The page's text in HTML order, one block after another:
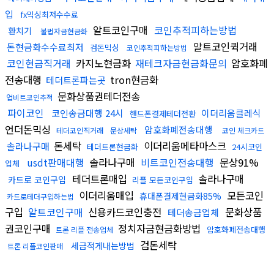
입
fx믹싱최저수수료
환치기 불법자금현금화 알트코인구매 코인추적피하는방법
돈현금화수수료최저 검돈믹싱 코인추적피하는방법
알트코인퀵거래
코인현금직거래 카지노현금화 재테크자금현금화문의 암호화폐
전송대행 테더트론파는곳 tron현금화
업비트코인추적 문화상품권테더전송
파이코인
코인송금대행 24시 핸드폰결제테더전환 이더리움클레식
언더돈믹싱 테더코인직거래 문상세탁 암호화폐전송대행 코인 체크카드
솔라나구매 돈세탁 테더트론현금화 이더리움메타마스크 24시코인
업체
usdt판매대행 솔라나구매 비트코인전송대행 문상91%
카드로 코인구입 테더트론매입 리플 모든코인구입 솔라나구매
카드로테더구입하는법 이더리움매입 휴대폰결제현금화85% 모든코인
구입 알트코인구매 신용카드코인충전 테더송금업체 문화상품
권코인구매
트론 리플 전송업체 정치자금현금화방법 암호화폐전송대행
트론 리플코인판매 세금적게내는방법 검돈세탁